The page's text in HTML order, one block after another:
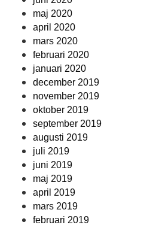
maj 2020
april 2020
mars 2020
februari 2020
januari 2020
december 2019
november 2019
oktober 2019
september 2019
augusti 2019
juli 2019
juni 2019
maj 2019
april 2019
mars 2019
februari 2019